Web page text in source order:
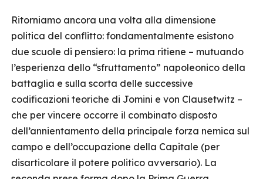
Ritorniamo ancora una volta alla dimensione
politica del conflitto: fondamentalmente esistono
due scuole di pensiero: la prima ritiene – mutuando
l’esperienza dello “sfruttamento” napoleonico della
battaglia e sulla scorta delle successive
codificazioni teoriche di Jomini e von Clausetwitz –
che per vincere occorre il combinato disposto
dell’annientamento della principale forza nemica sul
campo e dell’occupazione della Capitale (per
disarticolare il potere politico avversario). La